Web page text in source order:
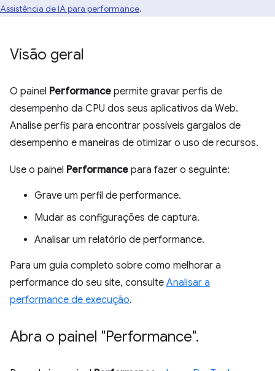
Assistência de IA para performance.
Visão geral
O painel Performance permite gravar perfis de
desempenho da CPU dos seus aplicativos da Web.
Analise perfis para encontrar possíveis gargalos de
desempenho e maneiras de otimizar o uso de recursos.
Use o painel Performance para fazer o seguinte:
Grave um perfil de performance.
Mudar as configurações de captura.
Analisar um relatório de performance.
Para um guia completo sobre como melhorar a
performance do seu site, consulte Analisar a
performance de execução.
Abra o painel "Performance".